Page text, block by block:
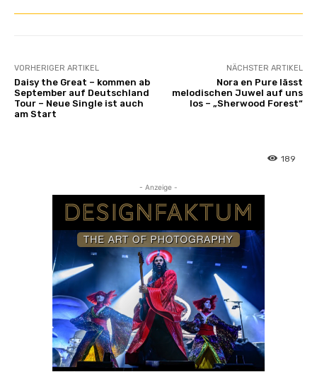
VORHERIGER ARTIKEL
Daisy the Great – kommen ab
September auf Deutschland
Tour – Neue Single ist auch
am Start
NÄCHSTER ARTIKEL
Nora en Pure lässt
melodischen Juwel auf uns
los – „Sherwood Forest“
189
- Anzeige -